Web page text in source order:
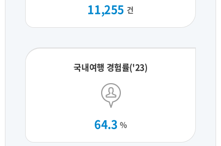
11,255 건
국내여행 경험률('23)
64.3 %